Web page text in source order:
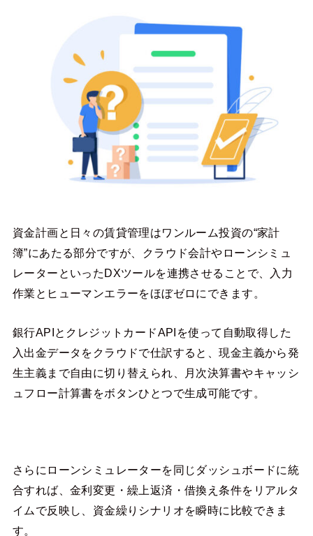
資金計画と日々の賃貸管理はワンルーム投資の“家計
簿”にあたる部分ですが、クラウド会計やローンシミュ
レーターといったDXツールを連携させることで、入力
作業とヒューマンエラーをほぼゼロにできます。
銀行APIとクレジットカードAPIを使って自動取得した
入出金データをクラウドで仕訳すると、現金主義から発
生主義まで自由に切り替えられ、月次決算書やキャッシ
ュフロー計算書をボタンひとつで生成可能です。
さらにローンシミュレーターを同じダッシュボードに統
合すれば、金利変更・繰上返済・借換え条件をリアルタ
イムで反映し、資金繰りシナリオを瞬時に比較できま
す。